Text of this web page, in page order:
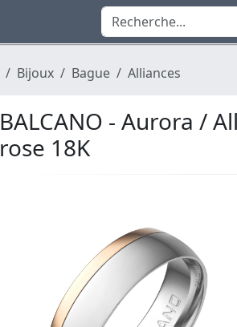
Bijoux Bague Alliances
BALCANO - Aurora /
rose 18K